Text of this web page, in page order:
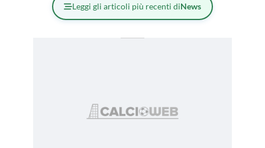
Leggi gli articoli più recenti diNews